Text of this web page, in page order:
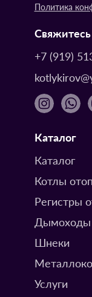
Политика
+7 (919)
Каталог
Каталог
Котлы
Регистры
Дымоходы
Шнеки
Услуги